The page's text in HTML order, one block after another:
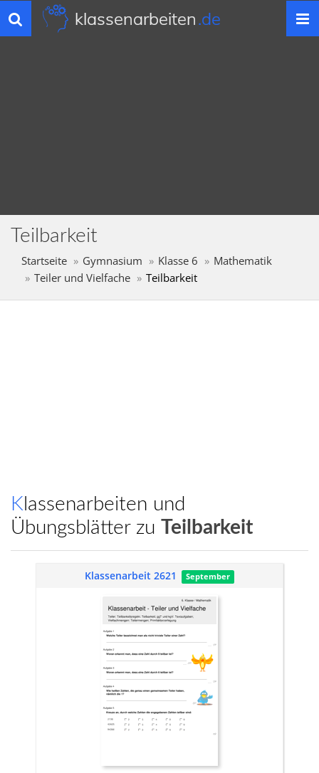
Toggle
navigation
klassenarbeiten.de
Teilbarkeit
Startseite Gymnasium Klasse 6
Mathematik
Teiler und Vielfache
Teilbarkeit
Klassenarbeiten und
Übungsblätter zu Teilbarkeit
Klassenarbeit 2621 September